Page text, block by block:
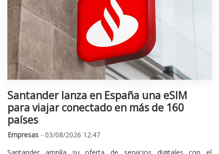
Santander lanza en España una eSIM
para viajar conectado en más de 160
países
Empresas - 03/08/2026 12:47